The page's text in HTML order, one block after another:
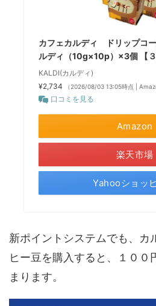
カフェカルディ ドリップコ
ルディ（10g×10p）×3個 【３
KALDI(カルディ)
¥2,734
（2026/08/03 13:05時点 |
口コミを見る
Amazon
楽天市場
Yahooショッ
新ポイントシステムでも、カ
ヒー豆を購入すると、１００
まります。